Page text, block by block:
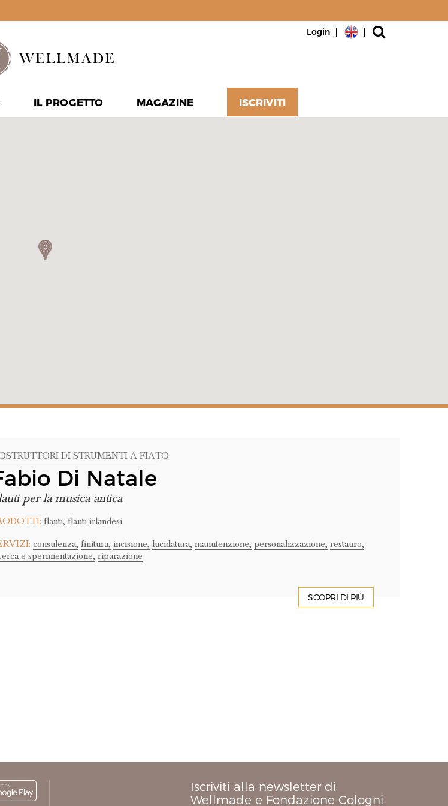
Login
IL PROGETTO MAGAZINE ISCRIVITI
DI STRUMENTI A FIATO
Di Natale
per la musica antica
flauti, flauti irlandesi
consulenza, finitura, incisione, lucidatura, manutenzione, personalizzazione, restauro,
e sperimentazione, riparazione
SCOPRI DI PIÙ
Iscriviti alla newsletter di
Wellmade e Fondazione Cologni